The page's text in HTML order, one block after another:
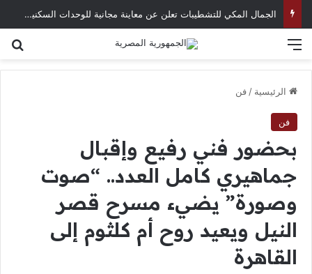
الجمال المكي للتشطيبات تعلن عن معاينة مجانية للوحدات السكنية بمدينة السادس من أكتوبر
الرئيسية / فن
فن
بحضور فني رفيع وإقبال
جماهيري كامل العدد.. “صوت
وصورة” يضيء مسرح قصر
النيل ويعيد روح أم كلثوم إلى
القاهرة